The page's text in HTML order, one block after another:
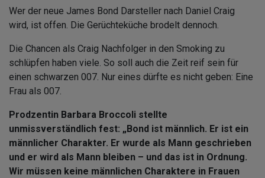
Wer der neue James Bond Darsteller nach Daniel Craig
wird, ist offen. Die Gerüchteküche brodelt dennoch.
Die Chancen als Craig Nachfolger in den Smoking zu
schlüpfen haben viele. So soll auch die Zeit reif sein für
einen schwarzen 007. Nur eines dürfte es nicht geben: Eine
Frau als 007.
Prodzentin Barbara Broccoli stellte
unmissverständlich fest: „Bond ist männlich. Er ist ein
männlicher Charakter. Er wurde als Mann geschrieben
und er wird als Mann bleiben – und das ist in Ordnung.
Wir müssen keine männlichen Charaktere in Frauen